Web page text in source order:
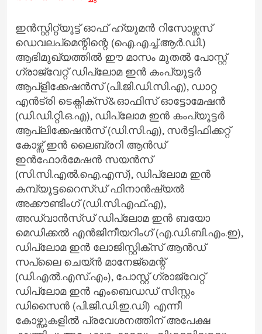
ഇന്‍സ്റ്റിറ്റ്യൂട്ട് ഓഫ് ഹ്യൂമന്‍ റിസോഴ്സസ്
ഡെവലപ്മെന്റിന്റെ (ഐ.എച്ച്.ആര്‍.ഡി.)
ആഭിമുഖ്യത്തില്‍ ഈ മാസം മുതല്‍ പോസ്റ്റ്
ഗ്രാജ്വേറ്റ് ഡിപ്ലോമ ഇന്‍ കംപ്യൂട്ടര്‍
ആപ്ളിക്കേഷന്‍സ് (പി.ജി.ഡി.സി.എ), ഡാറ്റ
എന്‍ട്രി ടെക്നിക്സ്&ഓഫിസ് ഓട്ടോമേഷന്‍
(ഡി.ഡി.റ്റി.ഒ.എ), ഡിപ്ലോമ ഇന്‍ കംപ്യൂട്ടര്‍
ആപ്ലിക്കേഷന്‍സ് (ഡി.സി.എ), സര്‍ട്ടിഫിക്കറ്റ്
കോഴ്സ് ഇന്‍ ലൈബ്രറി ആന്‍ഡ്
ഇന്‍ഫോര്‍മേഷന്‍ സയന്‍സ്
(സി.സി.എല്‍.ഐ.എസ്), ഡിപ്ലോമ ഇന്‍
കമ്പ്യൂട്ടറൈസ്ഡ് ഫിനാന്‍ഷ്യല്‍
അക്കൗണ്ടിംഗ് (ഡി.സി.എഫ്.എ),
അഡ്വാന്‍സ്ഡ് ഡിപ്ലോമ ഇന്‍ ബയോ
മെഡിക്കല്‍ എന്‍ജിനീയറിംഗ് (എ.ഡി.ബി.എം.ഇ),
ഡിപ്ലോമ ഇന്‍ ലോജിസ്റ്റിക്സ് ആന്‍ഡ്
സപ്ലൈ ചെയ്ന്‍ മാനേജ്മെന്റ്
(ഡി.എല്‍.എസ്.എം), പോസ്റ്റ് ഗ്രാജ്വേറ്റ്
ഡിപ്ലോമ ഇന്‍ എംബെഡഡ് സിസ്റ്റം
ഡിസൈന്‍ (പി.ജി.ഡി.ഇ.ഡി) എന്നീ
കോഴ്സുകളില്‍ പ്രവേശനത്തിന് അപേക്ഷ